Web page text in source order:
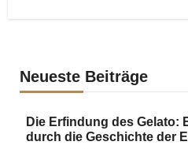
Neueste Beiträge
Die Erfindung des Gelato:
durch die Geschichte der